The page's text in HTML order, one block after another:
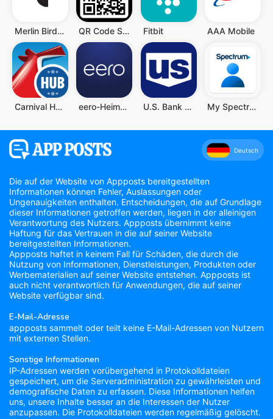
Merlin Bird ID von Cornell Lab QR Code Scanner (Deutsch) Fitbit AAA Mobile
Carnival HUB eero-Heim-WLAN-System U.S. Bank Mobile Banking My Spectrum
Deutsch
Die auf der Website von Appposts bereitgestellten
Informationen können Fehler, Auslassungen oder
Ungenauigkeiten enthalten. Entscheidungen, die auf Grundlage
dieser Informationen getroffen werden, liegen in der alleinigen
Verantwortung des Nutzers. Appposts übernimmt keine
Haftung für das Vertrauen in die auf seiner Website
bereitgestellten Informationen.
Appposts haftet in keinem Fall für Schäden, die durch die
Nutzung von Informationen, Dienstleistungen, Produkten oder
Werbematerialien auf seiner Website entstehen. Appposts ist
auch nicht verantwortlich für Anwendungen, die auf seiner
Website verfügbar sind.
E-Mail-Adresse
appposts sammelt oder teilt keine E-Mail-Adressen von Nutzern
mit externen Stellen.
Sonstige Informationen
IP-Adressen werden vorübergehend in Protokolldateien
gespeichert, um die Serveradministration zu gewährleisten und
demografische Daten zu erfassen. Diese Informationen helfen
uns, unsere Inhalte besser an die Interessen der Nutzer
anzupassen. Die Protokolldateien werden regelmäßig gelöscht.